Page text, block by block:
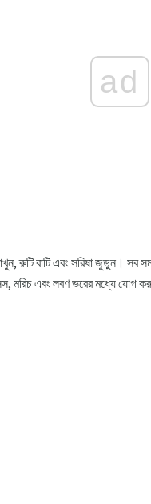
ad
রুটি বাটি এবং সরিষা জুড়ুন। সব
সস, মরিচ এবং লবণ ভরের